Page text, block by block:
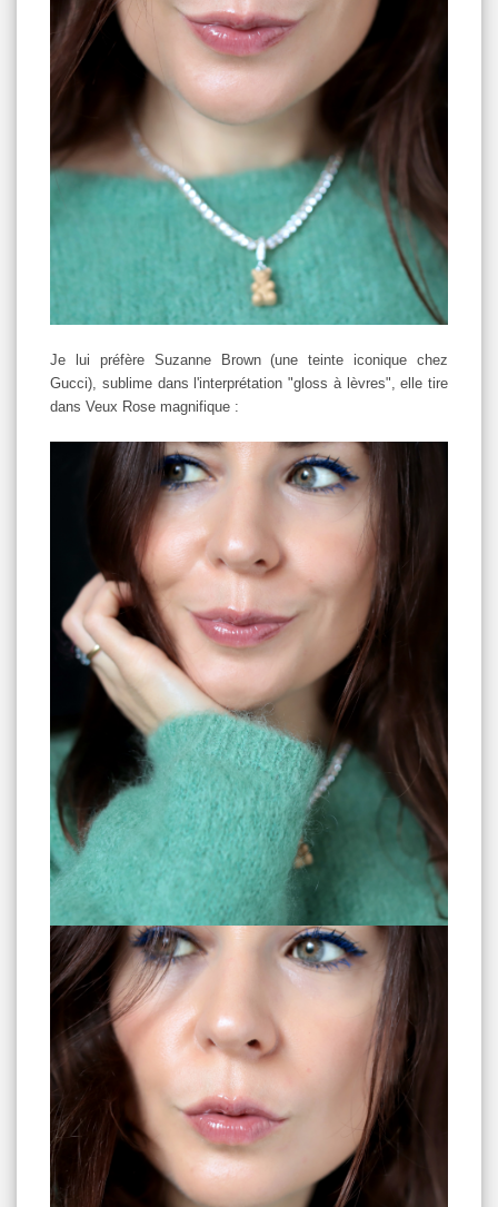
Je lui préfère Suzanne Brown (une teinte iconique chez
Gucci), sublime dans l'interprétation "gloss à lèvres", elle tire
dans Veux Rose magnifique :